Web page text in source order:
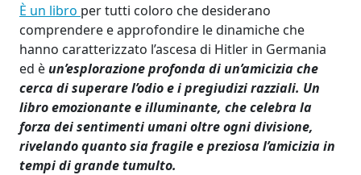
È un libro per tutti coloro che desiderano
comprendere e approfondire le dinamiche che
hanno caratterizzato l’ascesa di Hitler in Germania
ed èun’esplorazione profonda di un’amicizia che
cerca di superare l’odio e i pregiudizi razziali. Un
libro emozionante e illuminante, che celebra la
forza dei sentimenti umani oltre ogni divisione,
rivelando quanto sia fragile e preziosa l’amicizia in
tempi di grande tumulto.